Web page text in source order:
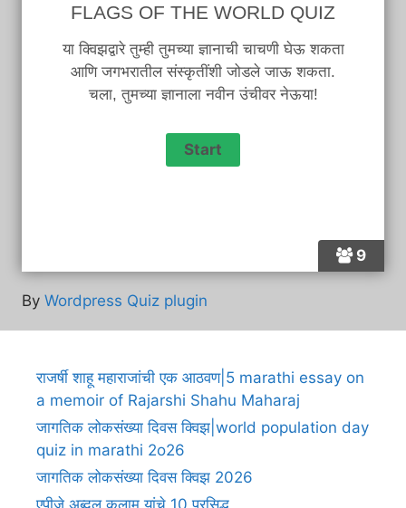
9
FLAGS OF THE WORLD QUIZ
या क्विझद्वारे तुम्ही तुमच्या ज्ञानाची चाचणी घेऊ शकता
आणि जगभरातील संस्कृतींशी जोडले जाऊ शकता.
चला, तुमच्या ज्ञानाला नवीन उंचीवर नेऊया!
By Wordpress Quiz plugin
राजर्षी शाहू महाराजांची एक आठवण|5 marathi essay on
a memoir of Rajarshi Shahu Maharaj
जागतिक लोकसंख्या दिवस क्विझ|world population day
quiz in marathi 2o26
जागतिक लोकसंख्या दिवस क्विझ 2026